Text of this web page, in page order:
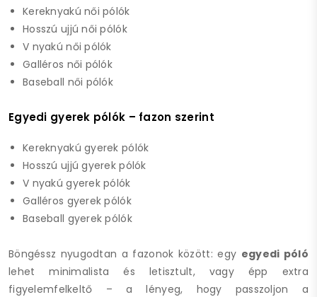
Kereknyakú női pólók
Hosszú ujjú női pólók
V nyakú női pólók
Galléros női pólók
Baseball női pólók
Egyedi gyerek pólók – fazon szerint
Kereknyakú gyerek pólók
Hosszú ujjú gyerek pólók
V nyakú gyerek pólók
Galléros gyerek pólók
Baseball gyerek pólók
Böngéssz nyugodtan a fazonok között: egy egyedi póló
lehet minimalista és letisztult, vagy épp extra
figyelemfelkeltő – a lényeg, hogy passzoljon a